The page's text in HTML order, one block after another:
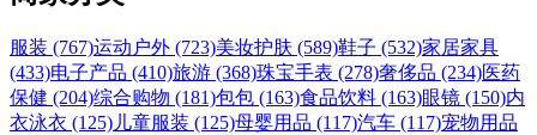
服装 (767)运动户外 (723)美妆护肤 (589)鞋子 (532)家居家具
(433)电子产品 (410)旅游 (368)珠宝手表 (278)奢侈品 (234)医药
保健 (204)综合购物 (181)包包 (163)食品饮料 (163)眼镜 (150)内
衣泳衣 (125) 儿童服装 (125)母婴用品 (117)汽车 (117)宠物用品